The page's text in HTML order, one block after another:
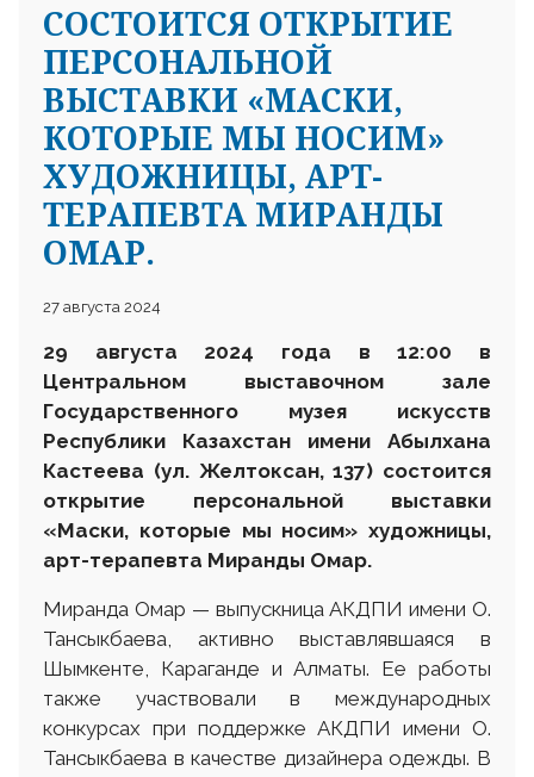
CОСТОИТСЯ ОТКРЫТИЕ
ПЕРСОНАЛЬНОЙ
ВЫСТАВКИ «МАСКИ,
КОТОРЫЕ МЫ НОСИМ»
ХУДОЖНИЦЫ, АРТ-
ТЕРАПЕВТА МИРАНДЫ
ОМАР.
27 августа 2024
29 августа 2024 года в 12:00 в
Центральном выставочном зале
Государственного музея искусств
Республики Казахстан имени Абылхана
Кастеева (ул. Желтоксан, 137) состоится
открытие персональной выставки
«Маски, которые мы носим» художницы,
арт-терапевта Миранды Омар.
Миранда Омар — выпускница АКДПИ имени О.
Тансыкбаева, активно выставлявшаяся в
Шымкенте, Караганде и Алматы. Ее работы
также участвовали в международных
конкурсах при поддержке АКДПИ имени О.
Тансыкбаева в качестве дизайнера одежды. В